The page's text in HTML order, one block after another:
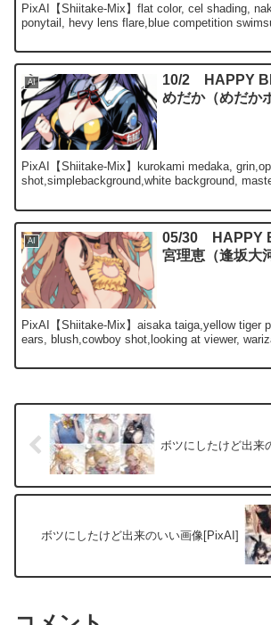
PixAI【Shiitake-Mix】flat color, cel shading,
ponytail, hevy lens flare,blue competition
AI
10/2 HAPPY
めだか（めだか
PixAI【Shiitake-Mix】kurokami medaka,
shot,simplebackground,white background,
AI
05/30 HAPPY
宮理恵（逢坂大
PixAI【Shiitake-Mix】aisaka taiga,yellow tiger
ears, blush,cowboy shot,looking at viewer,
ボツにしたけど出来
ボツにしたけど出来のいい画像[PixAI]